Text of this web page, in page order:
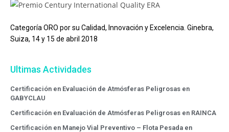
Categoría ORO por su Calidad, Innovación y Excelencia. Ginebra,
Suiza, 14 y 15 de abril 2018
Ultimas Actividades
Certificación en Evaluación de Atmósferas Peligrosas en
GABYCLAU
Certificación en Evaluación de Atmósferas Peligrosas en RAINCA
Certificación en Manejo Vial Preventivo – Flota Pesada en